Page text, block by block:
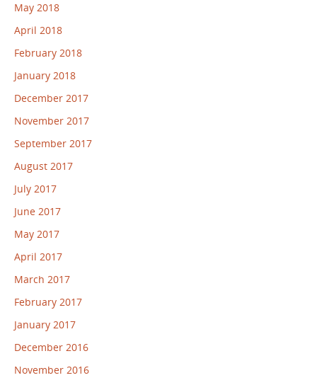
May 2018
April 2018
February 2018
January 2018
December 2017
November 2017
September 2017
August 2017
July 2017
June 2017
May 2017
April 2017
March 2017
February 2017
January 2017
December 2016
November 2016